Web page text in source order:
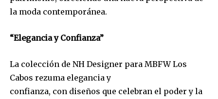
la moda contemporánea.
“Elegancia y Confianza”
La colección de NH Designer para MBFW Los
Cabos rezuma elegancia y
confianza, con diseños que celebran el poder y la